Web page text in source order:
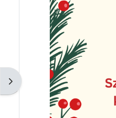
Blokkfiók nyitása